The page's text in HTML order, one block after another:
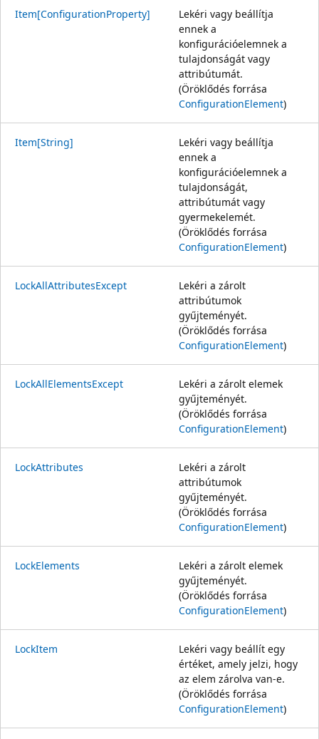
Item[ConfigurationProperty]
Lekéri vagy beállítja
ennek a
konfigurációelemnek a
tulajdonságát vagy
attribútumát.
(Öröklődés forrása
ConfigurationElement)
Item[String]
Lekéri vagy beállítja
ennek a
konfigurációelemnek a
tulajdonságát,
attribútumát vagy
gyermekelemét.
(Öröklődés forrása
ConfigurationElement)
LockAllAttributesExcept
Lekéri a zárolt
attribútumok
gyűjteményét.
(Öröklődés forrása
ConfigurationElement)
LockAllElementsExcept
Lekéri a zárolt elemek
gyűjteményét.
(Öröklődés forrása
ConfigurationElement)
LockAttributes
Lekéri a zárolt
attribútumok
gyűjteményét.
(Öröklődés forrása
ConfigurationElement)
LockElements
Lekéri a zárolt elemek
gyűjteményét.
(Öröklődés forrása
ConfigurationElement)
LockItem
Lekéri vagy beállít egy
értéket, amely jelzi, hogy
az elem zárolva van-e.
(Öröklődés forrása
ConfigurationElement)